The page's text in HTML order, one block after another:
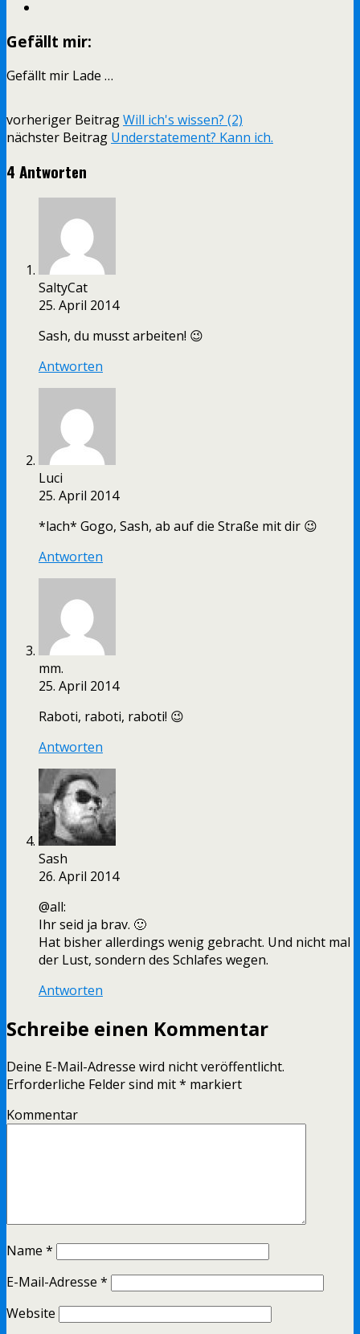
Gefällt mir:
Gefällt mir Lade …
vorheriger BeitragWill ich's wissen? (2)
nächster Beitrag Understatement? Kann ich.
4 Antworten
SaltyCat
25. April 2014
Sash, du musst arbeiten! 😉
Antworten
Luci
25. April 2014
*lach* Gogo, Sash, ab auf die Straße mit dir 😉
Antworten
mm.
25. April 2014
Raboti, raboti, raboti! 😉
Antworten
Sash
26. April 2014
@all:
Ihr seid ja brav. 🙂
Hat bisher allerdings wenig gebracht. Und nicht mal
der Lust, sondern des Schlafes wegen.
Antworten
Schreibe einen Kommentar
Deine E-Mail-Adresse wird nicht veröffentlicht.
Erforderliche Felder sind mit* markiert
Kommentar
Name *
E-Mail-Adresse *
Website